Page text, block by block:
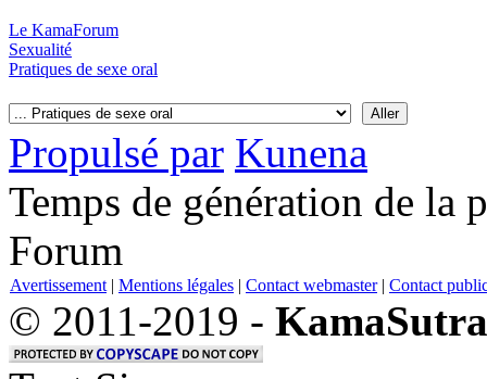
Le KamaForum
Sexualité
Pratiques de sexe oral
Propulsé par Kunena
Temps de génération de la
Forum
Avertissement | Mentions légales | Contact webmaster| Contact
© 2011-2019 -